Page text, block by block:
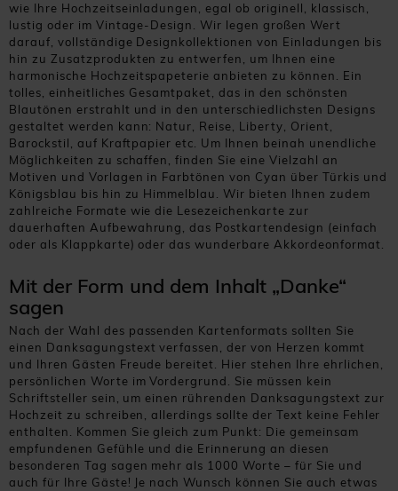
wie Ihre Hochzeitseinladungen, egal ob originell, klassisch,
lustig oder im Vintage-Design. Wir legen großen Wert
darauf, vollständige Designkollektionen von Einladungen bis
hin zu Zusatzprodukten zu entwerfen, um Ihnen eine
harmonische Hochzeitspapeterie anbieten zu können. Ein
tolles, einheitliches Gesamtpaket, das in den schönsten
Blautönen erstrahlt und in den unterschiedlichsten Designs
gestaltet werden kann: Natur, Reise, Liberty, Orient,
Barockstil, auf Kraftpapier etc. Um Ihnen beinah unendliche
Möglichkeiten zu schaffen, finden Sie eine Vielzahl an
Motiven und Vorlagen in Farbtönen von Cyan über Türkis und
Königsblau bis hin zu Himmelblau. Wir bieten Ihnen zudem
zahlreiche Formate wie die Lesezeichenkarte zur
dauerhaften Aufbewahrung, das Postkartendesign (einfach
oder als Klappkarte) oder das wunderbare Akkordeonformat.
Mit der Form und dem Inhalt „Danke“
sagen
Nach der Wahl des passenden Kartenformats sollten Sie
einen Danksagungstext verfassen, der von Herzen kommt
und Ihren Gästen Freude bereitet. Hier stehen Ihre ehrlichen,
persönlichen Worte im Vordergrund. Sie müssen kein
Schriftsteller sein, um einen rührenden Danksagungstext zur
Hochzeit zu schreiben, allerdings sollte der Text keine Fehler
enthalten. Kommen Sie gleich zum Punkt: Die gemeinsam
empfundenen Gefühle und die Erinnerung an diesen
besonderen Tag sagen mehr als 1000 Worte – für Sie und
auch für Ihre Gäste! Je nach Wunsch können Sie auch etwas